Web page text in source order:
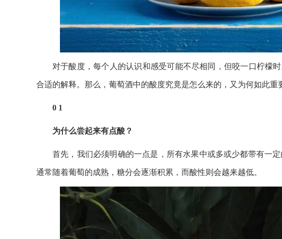
对于酸度，每个人的认识和感受可能不尽相同，但咬一口柠檬
合适的解释。那么，葡萄酒中的酸度究竟是怎么来的，又为何如此重
0 1
为什么尝起来有点酸？
首先，我们必须明确的一点是，所有水果中或多或少都带有一
通常随着葡萄的成熟，糖分会逐渐积累，而酸性则会越来越低。